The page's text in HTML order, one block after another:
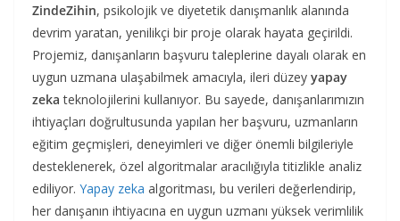
ZindeZihin, psikolojik ve diyetetik danışmanlık alanında
devrim yaratan, yenilikçi bir proje olarak hayata geçirildi.
Projemiz, danışanların başvuru taleplerine dayalı olarak en
uygun uzmana ulaşabilmek amacıyla, ileri düzey yapay
zekateknolojilerini kullanıyor. Bu sayede, danışanlarımızın
ihtiyaçları doğrultusunda yapılan her başvuru, uzmanların
eğitim geçmişleri, deneyimleri ve diğer önemli bilgileriyle
desteklenerek, özel algoritmalar aracılığıyla titizlikle analiz
ediliyor. Yapay zeka algoritması, bu verileri değerlendirip,
her danışanın ihtiyacına en uygun uzmanı yüksek verimlilik